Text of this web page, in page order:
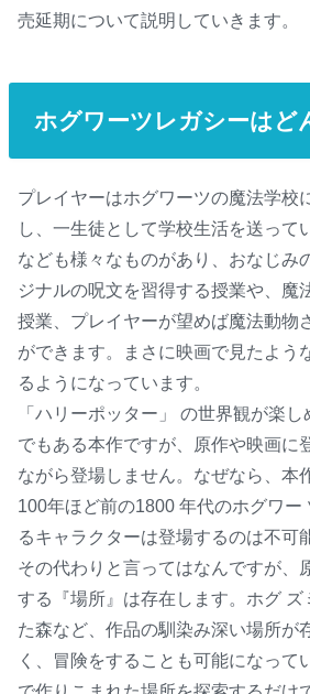
売延期について説明していきます。
ホグワーツレガシーはど
プレイヤーはホグワーツの魔法学校
し、一生徒として学校生活を送って
なども様々なものがあり、おなじみ
ジナルの呪文を習得する授業や、魔
授業、プレイヤーが望めば魔法動物
ができます。まさに映画で見たよう
るようになっています。
「ハリーポッター」 の世界観が楽
でもある本作ですが、原作や映画に
ながら登場しません。なぜなら、本
100年ほど前の1800 年代のホグワー
るキャラクターは登場するのは不可
その代わりと言ってはなんですが、
する『場所』は存在します。ホグ
た森など、作品の馴染み深い場所が
く、冒険をすることも可能になって